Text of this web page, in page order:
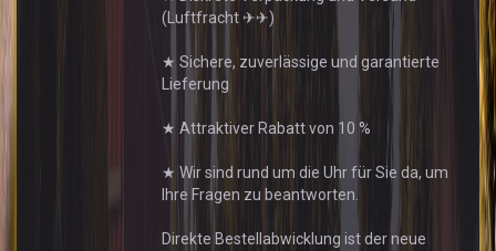
(Luftfracht ✈✈)
★ Sichere, zuverlässige und garantierte
Lieferung
★ Attraktiver Rabatt von 10 %
★ Wir sind rund um die Uhr für Sie da, um
Ihre Fragen zu beantworten.
Direkte Bestellabwicklung ist der neue